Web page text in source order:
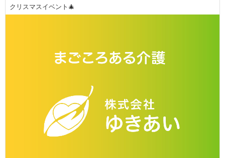
クリスマスイベント🎄